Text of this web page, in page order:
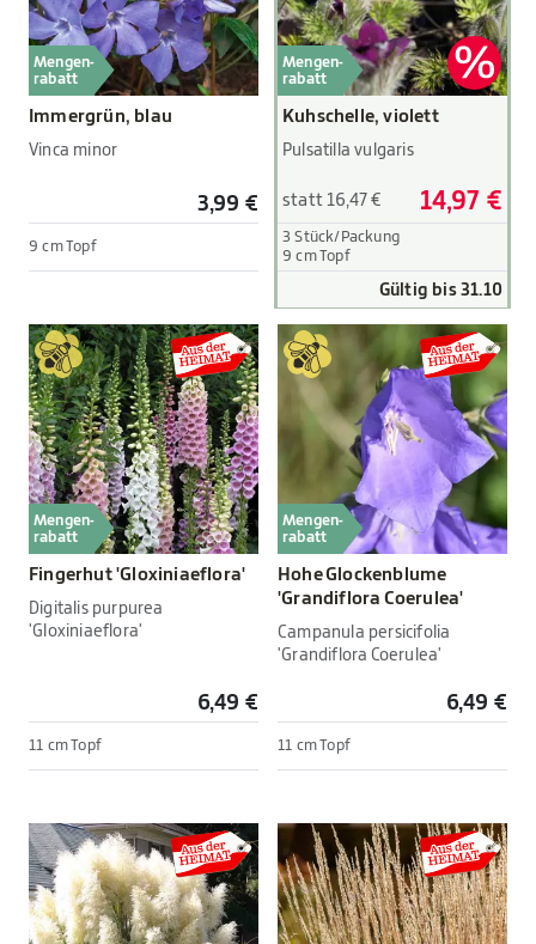
Mengen-
rabatt
Immergrün, blau
Vinca minor
3,99 €
9 cm Topf
Mengen-
rabatt
Kuhschelle, violett
Pulsatilla vulgaris
statt 16,47 € 14,97 €
3 Stück/Packung
9 cm Topf
Gültig bis 31.10
Mengen-
rabatt
Fingerhut 'Gloxiniaeflora'
Digitalis purpurea
'Gloxiniaeflora'
6,49 €
11 cm Topf
Mengen-
rabatt
Hohe Glockenblume
'Grandiflora Coerulea'
Campanula persicifolia
'Grandiflora Coerulea'
6,49 €
11 cm Topf